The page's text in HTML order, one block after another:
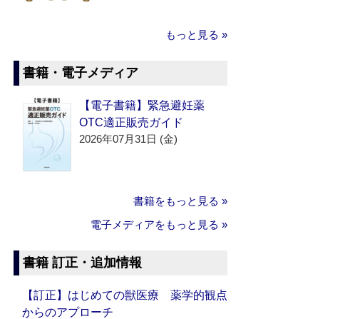
もっと見る »
書籍・電子メディア
【電子書籍】緊急避妊薬
OTC適正販売ガイド
2026年07月31日 (金)
書籍をもっと見る »
電子メディアをもっと見る »
書籍 訂正・追加情報
【訂正】はじめての獣医療 薬学的観点
からのアプローチ